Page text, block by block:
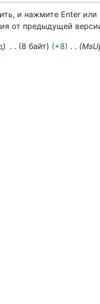
и нажмите Enter или
от предыдущей
8 байт +8